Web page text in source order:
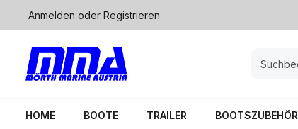
Zur Hauptnavigation springen
Anmelden oder Registrieren
HOME BOOTE TRAILER BOOTSZUBEHÖR